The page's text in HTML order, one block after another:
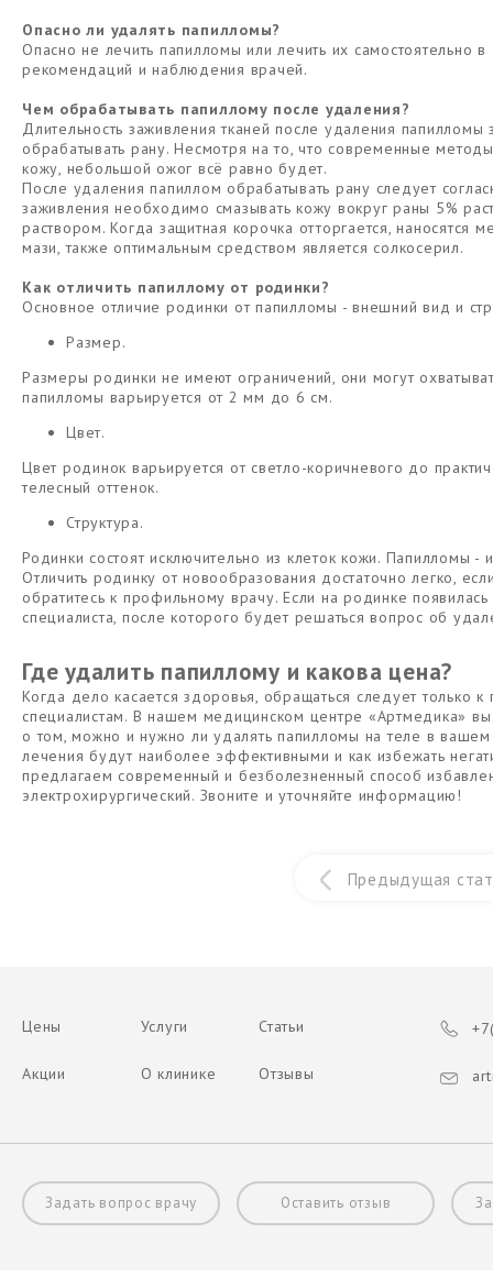
Опасно ли удалять папилломы?
Опасно не лечить папилломы или лечить их самостоятельно
рекомендаций и наблюдения врачей.
Чем обрабатывать папиллому после удаления?
Длительность заживления тканей после удаления папилломы
обрабатывать рану. Несмотря на то, что современные
кожу, небольшой ожог всё равно будет.
После удаления папиллом обрабатывать рану следует
заживления необходимо смазывать кожу вокруг раны 5%
раствором. Когда защитная корочка отторгается, наносятся
мази, также оптимальным средством является солкосерил.
Как отличить папиллому от родинки?
Основное отличие родинки от папилломы - внешний вид и
Размер.
Размеры родинки не имеют ограничений, они могут
папилломы варьируется от 2 мм до 6 см.
Цвет.
Цвет родинок варьируется от светло-коричневого до
телесный оттенок.
Структура.
Родинки состоят исключительно из клеток кожи. Папилломы -
Отличить родинку от новообразования достаточно легко,
обратитесь к профильному врачу. Если на родинке
специалиста, после которого будет решаться вопрос об
Где удалить папиллому и какова цена?
Когда дело касается здоровья, обращаться следует только
специалистам. В нашем медицинском центре «Артмедика»
о том, можно и нужно ли удалять папилломы на теле в
лечения будут наиболее эффективными и как избежать
предлагаем современный и безболезненный способ
электрохирургический. Звоните и уточняйте информацию!
Предыдущая
Цены Услуги Статьи
Акции О клинике Отзывы
Задать вопрос врачу Оставить отзыв